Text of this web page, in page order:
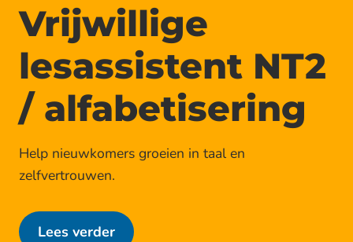
Vrijwillige
lesassistent NT2
/ alfabetisering
Help nieuwkomers groeien in taal en
zelfvertrouwen.
Lees verder